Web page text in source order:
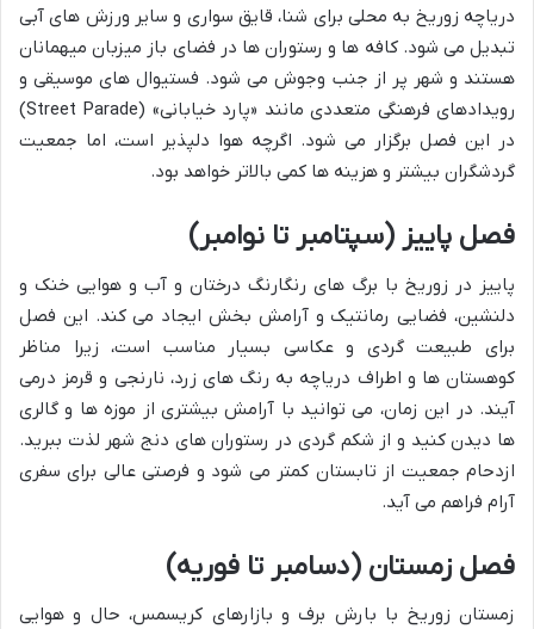
دریاچه زوریخ به محلی برای شنا، قایق سواری و سایر ورزش های آبی
تبدیل می شود. کافه ها و رستوران ها در فضای باز میزبان میهمانان
هستند و شهر پر از جنب وجوش می شود. فستیوال های موسیقی و
رویدادهای فرهنگی متعددی مانند «پارد خیابانی» (Street Parade)
در این فصل برگزار می شود. اگرچه هوا دلپذیر است، اما جمعیت
گردشگران بیشتر و هزینه ها کمی بالاتر خواهد بود.
فصل پاییز (سپتامبر تا نوامبر)
پاییز در زوریخ با برگ های رنگارنگ درختان و آب و هوایی خنک و
دلنشین، فضایی رمانتیک و آرامش بخش ایجاد می کند. این فصل
برای طبیعت گردی و عکاسی بسیار مناسب است، زیرا مناظر
کوهستان ها و اطراف دریاچه به رنگ های زرد، نارنجی و قرمز درمی
آیند. در این زمان، می توانید با آرامش بیشتری از موزه ها و گالری
ها دیدن کنید و از شکم گردی در رستوران های دنج شهر لذت ببرید.
ازدحام جمعیت از تابستان کمتر می شود و فرصتی عالی برای سفری
آرام فراهم می آید.
فصل زمستان (دسامبر تا فوریه)
زمستان زوریخ با بارش برف و بازارهای کریسمس، حال و هوایی